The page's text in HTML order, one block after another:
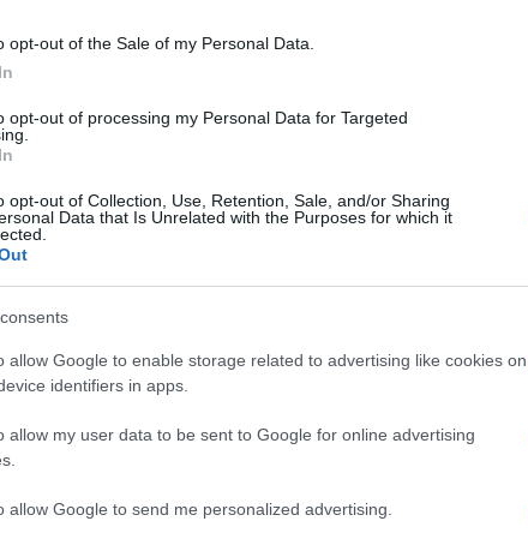
opt-out of the Sale of my Personal Data.
opt-out of processing my Personal Data for Targeted
opt-out of Collection, Use, Retention, Sale, and/or Sharing
Data that Is Unrelated with the Purposes for which it
allow Google to enable storage related to advertising like cookies on
identifiers in apps.
allow my user data to be sent to Google for online advertising
allow Google to send me personalized advertising.
összeveszett a villanyszámlán a lakása
megragadta az 50 éves férfi nemi
legyen a Google-találatokban!